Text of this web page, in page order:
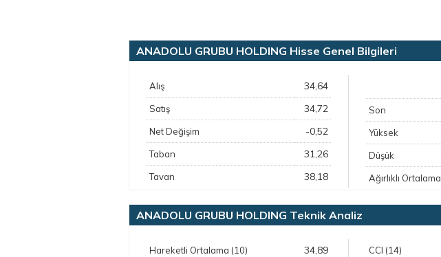
ANADOLU GRUBU HOLDING Hisse Genel Bilgileri
Alış 34,64
Satış 34,72
Net Değişim -0,52
Taban 31,26
Tavan 38,18
Son
Yüksek
Düşük
Ağırlıklı Ortalama
ANADOLU GRUBU HOLDING Teknik Analiz
Hareketli Ortalama (10) 34,89 CCI (14)